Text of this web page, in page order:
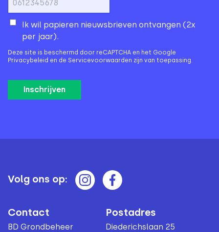
Ik wil papieren nieuwsbrieven ontvangen (2x
per jaar).
Deze site is beschermd door reCAPTCHA en het Google
Privacybeleid en de Servicevoorwaarden zijn van toepassing.
Volg ons op:
Contact
BD Grondbeheer
Postadres
Diederichslaan 25